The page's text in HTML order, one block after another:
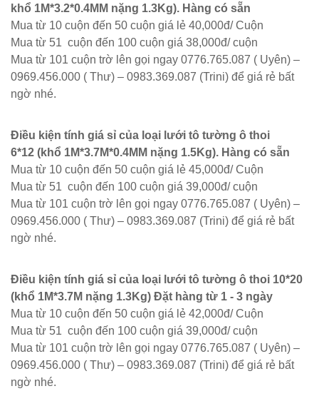
khổ 1M*3.2*0.4MM nặng 1.3Kg). Hàng có sẵn
Mua từ 10 cuộn đến 50 cuộn giá lẻ 40,000đ/ Cuộn
Mua từ 51 cuộn đến 100 cuộn giá 38,000đ/ cuộn
Mua từ 101 cuộn trờ lên gọi ngay 0776.765.087 ( Uyên) –
0969.456.000 ( Thư) – 0983.369.087 (Trini) để giá rẻ bất
ngờ nhé.
Điều kiện tính giá sỉ của loại lưới tô tường ô thoi
6*12 (khổ 1M*3.7M*0.4MM nặng 1.5Kg). Hàng có sẵn
Mua từ 10 cuộn đến 50 cuộn giá lẻ 45,000đ/ Cuộn
Mua từ 51 cuộn đến 100 cuộn giá 39,000đ/ cuộn
Mua từ 101 cuộn trờ lên gọi ngay 0776.765.087 ( Uyên) –
0969.456.000 ( Thư) – 0983.369.087 (Trini) để giá rẻ bất
ngờ nhé.
Điều kiện tính giá sỉ của loại lưới tô tường ô thoi 10*20
(khổ 1M*3.7M nặng 1.3Kg) Đặt hàng từ 1 - 3 ngày
Mua từ 10 cuộn đến 50 cuộn giá lẻ 42,000đ/ Cuộn
Mua từ 51 cuộn đến 100 cuộn giá 39,000đ/ cuộn
Mua từ 101 cuộn trờ lên gọi ngay 0776.765.087 ( Uyên) –
0969.456.000 ( Thư) – 0983.369.087 (Trini) để giá rẻ bất
ngờ nhé.